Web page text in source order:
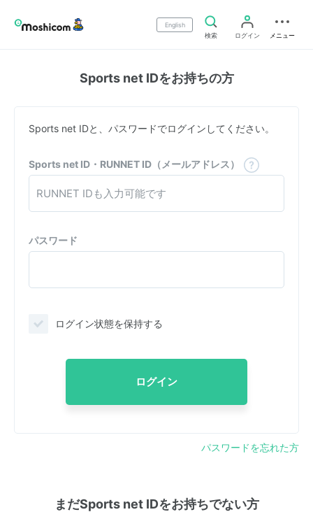
English
検索
ログイン メニュー
Sports net IDをお持ちの方
Sports net IDと、パスワードでログインしてください。
Sports net ID・RUNNET ID（メールアドレス）
パスワード
ログイン状態を保持する
ログイン
パスワードを忘れた方
まだSports net IDをお持ちでない方